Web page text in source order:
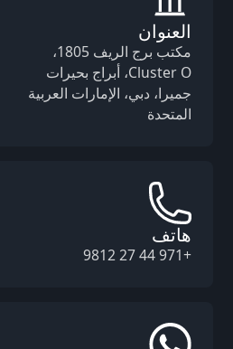
العنوان
مكتب برج الريف 1805،
Cluster O، أبراج بحيرات
جميرا، دبي، الإمارات العربية
المتحدة
هاتف
+971 44 27 9812